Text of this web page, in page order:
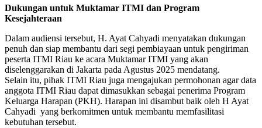
Dukungan untuk Muktamar ITMI dan Program
Kesejahteraan
Dalam audiensi tersebut, H. Ayat Cahyadi menyatakan dukungan
penuh dan siap membantu dari segi pembiayaan untuk pengiriman
peserta ITMI Riau ke acara Muktamar ITMI yang akan
diselenggarakan di Jakarta pada Agustus 2025 mendatang.
Selain itu, pihak ITMI Riau juga mengajukan permohonan agar data
anggota ITMI Riau dapat dimasukkan sebagai penerima Program
Keluarga Harapan (PKH). Harapan ini disambut baik oleh H Ayat
Cahyadi yang berkomitmen untuk membantu memfasilitasi
kebutuhan tersebut.